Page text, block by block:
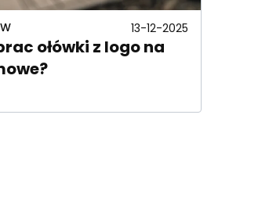
13-12-2025
ołówki z logo na